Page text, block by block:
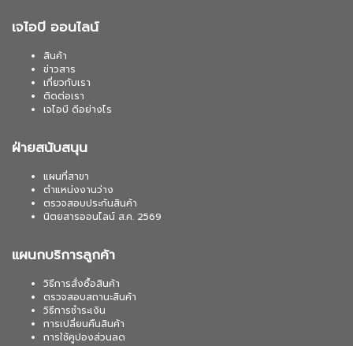
เจไอบี ออนไลน์
สินค้า
ข่าวสาร
เกี่ยวกับเรา
ติดต่อเรา
เจไอบี ดีอย่างไร
ฝ่ายสนับสนุน
แผนที่สาขา
ตำแหน่งงานว่าง
ตรวจสอบประกันสินค้า
นิตยสารออนไลน์ ส.ค. 2569
แผนกบริการลูกค้า
วิธีการสั่งซื้อสินค้า
ตรวจสอบสถานะสินค้า
วิธีการชำระเงิน
การเปลี่ยนคืนสินค้า
การใช้คูปองส่วนลด